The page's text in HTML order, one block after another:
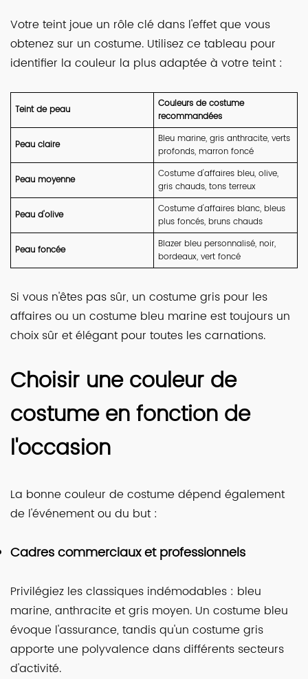
Votre teint joue un rôle clé dans l'effet que vous
obtenez sur un costume. Utilisez ce tableau pour
identifier la couleur la plus adaptée à votre teint :
Teint de peau
Couleurs de costume
recommandées
Peau claire
Bleu marine, gris anthracite, verts
profonds, marron foncé
Peau moyenne
Costume d'affaires bleu, olive,
gris chauds, tons terreux
Peau d'olive
Costume d'affaires blanc, bleus
plus foncés, bruns chauds
Peau foncée
Blazer bleu personnalisé, noir,
bordeaux, vert foncé
Si vous n'êtes pas sûr, un costume gris pour les
affaires ou un costume bleu marine est toujours un
choix sûr et élégant pour toutes les carnations.
Choisir une couleur de
costume en fonction de
l'occasion
La bonne couleur de costume dépend également
de l'événement ou du but :
Cadres commerciaux et professionnels
Privilégiez les classiques indémodables : bleu
marine, anthracite et gris moyen. Un costume bleu
évoque l'assurance, tandis qu'un costume gris
apporte une polyvalence dans différents secteurs
d'activité.